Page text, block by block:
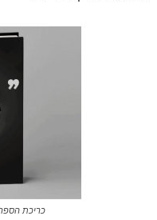
כריכת